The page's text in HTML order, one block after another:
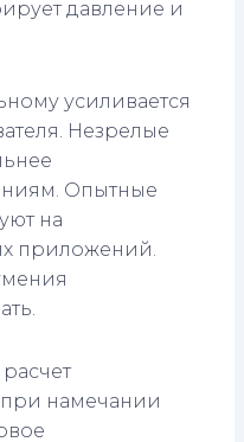
давление и
усиливается
Незрелые
Опытные
на
приложений.
намечании